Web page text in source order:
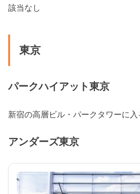
該当なし
東京
パークハイアット東京
新宿の高層ビル・パークタワーに入
アンダーズ東京